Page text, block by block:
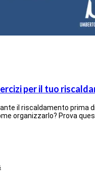
per il tuo
il riscaldamento prima
organizzarlo? Prova